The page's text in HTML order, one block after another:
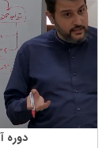
دوره